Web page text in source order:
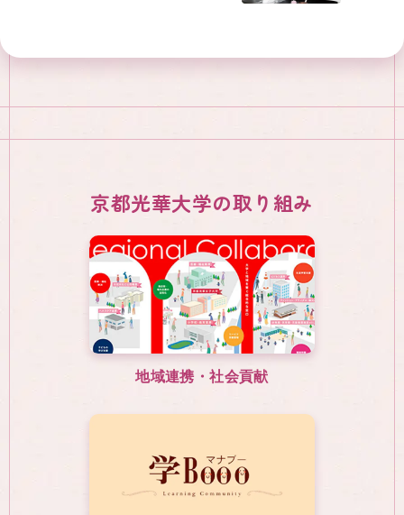
京都光華大学の取り組み
地域連携・社会貢献